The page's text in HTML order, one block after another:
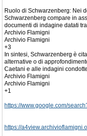
Ruolo di Schwarzenberg: Nei
Schwarzenberg compare in
documenti di indagine datati
Archivio Flamigni
Archivio Flamigni
+3
In sintesi, Schwarzenberg è
alternative o di
Caetani e alle indagini
Archivio Flamigni
Archivio Flamigni
+1
https://www.google.com/
https://